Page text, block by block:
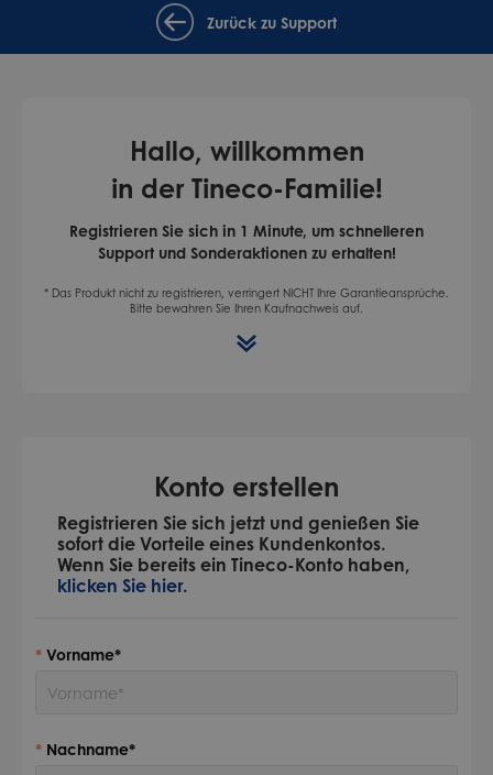
Zurück zu Support
Hallo, willkommen
in der Tineco-Familie!
Registrieren Sie sich in 1 Minute, um schnelleren
Support und Sonderaktionen zu erhalten!
* Das Produkt nicht zu registrieren, verringert NICHT Ihre Garantieansprüche.
Bitte bewahren Sie Ihren Kaufnachweis auf.
Konto erstellen
Registrieren Sie sich jetzt und genießen Sie
sofort die Vorteile eines Kundenkontos.
Wenn Sie bereits ein Tineco-Konto haben,
klicken Sie hier.
Vorname*
Nachname*